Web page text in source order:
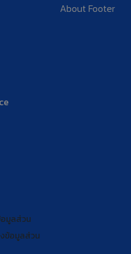
อมูลส่วน
ข้อมูลส่วน
About Footer